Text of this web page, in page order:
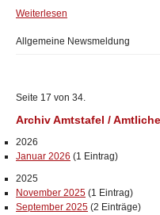
Weiterlesen
Allgemeine Newsmeldung
Seite 17 von 34.
Archiv Amtstafel /
2026
Januar 2026 (1 Eintrag)
2025
November 2025 (1 Eintrag)
September 2025 (2 Einträge)